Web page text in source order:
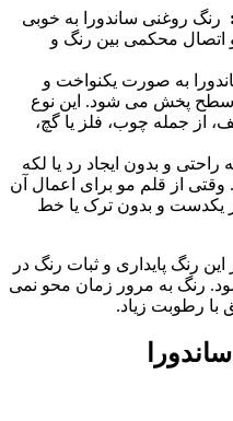
رنگ روغنی ساندورا به خوبی
محکمی بین رنگ و
به صورت یکنواخت و
سطح پخش می شود. این نوع
از جمله چوب، فلز یا گچ،
راحتی و بدون ایجاد رد یا لکه
از قلم ‌مو برای اعمال آن
یکدست و بدون ترک یا خط‌
این رنگ پایداری و ثبات رنگ در
رنگ به مرور زمان محو نمی
با رطوبت زیاد.